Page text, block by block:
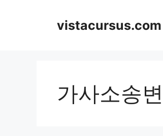
vistacursus.com
가사소송